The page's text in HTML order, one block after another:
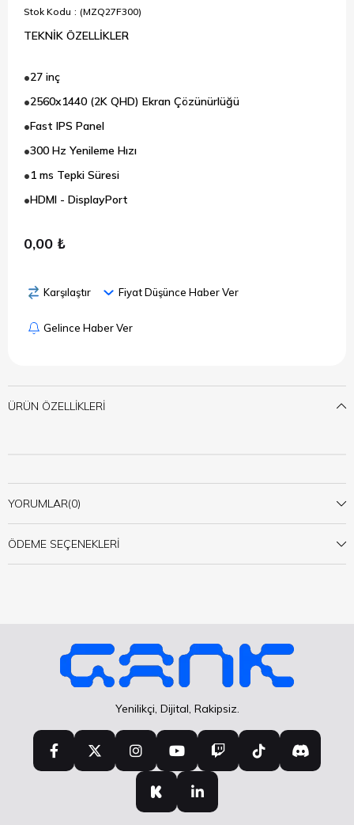
Stok Kodu (MZQ27F300)
TEKNİK ÖZELLİKLER
27 inç
2560x1440 (2K QHD) Ekran Çözünürlüğü
Fast IPS Panel
300 Hz Yenileme Hızı
1 ms Tepki Süresi
HDMI - DisplayPort
0,00 ₺
Karşılaştır Fiyat Düşünce Haber Ver
Gelince Haber Ver
ÜRÜN ÖZELLIKLERI
YORUMLAR(0)
ÖDEME SEÇENEKLERI
Yenilikçi, Dijital, Rakipsiz.